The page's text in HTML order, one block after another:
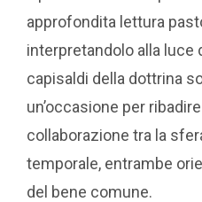
approfondita lettura
interpretandolo alla luce
capisaldi della dottrina
un’occasione per
collaborazione tra la
temporale, entrambe
del bene comune.